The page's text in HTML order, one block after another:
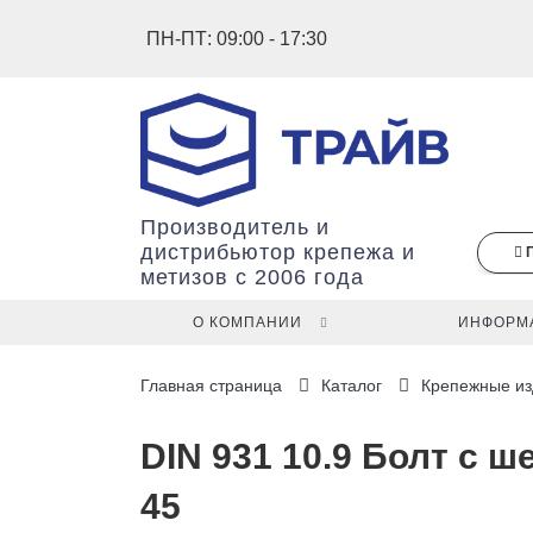
ПН-ПТ: 09:00 - 17:30
Производитель и
дистрибьютор крепежа и
метизов с 2006 года
О КОМПАНИИ
Главная страница Каталог Крепежные
DIN 931 10.9 Болт с
45